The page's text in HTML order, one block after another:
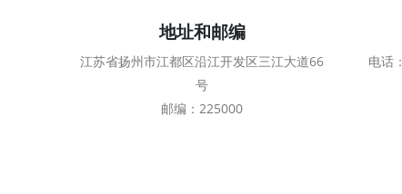
地址和邮编
江苏省扬州市江都区沿江开发区三江大道66
号
邮编：225000
电话：